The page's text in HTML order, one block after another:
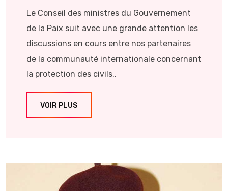
Le Conseil des ministres du Gouvernement
de la Paix suit avec une grande attention les
discussions en cours entre nos partenaires
de la communauté internationale concernant
la protection des civils,.
VOIR PLUS